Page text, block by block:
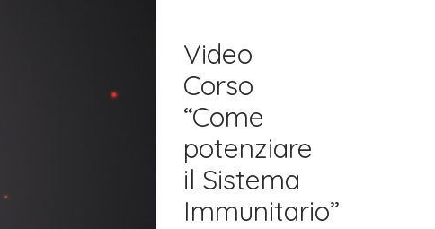
Video
Corso
“Come
potenziare
il Sistema
Immunitario”